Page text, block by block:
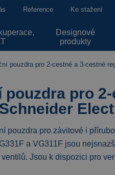
Reference Ke stažení
Designové
produkty
pouzdra pro 2-cestné a 3-cestné
pouzdra pro
pouzdra pro závitové i
a VG311F jsou
Jsou k dispozici pro